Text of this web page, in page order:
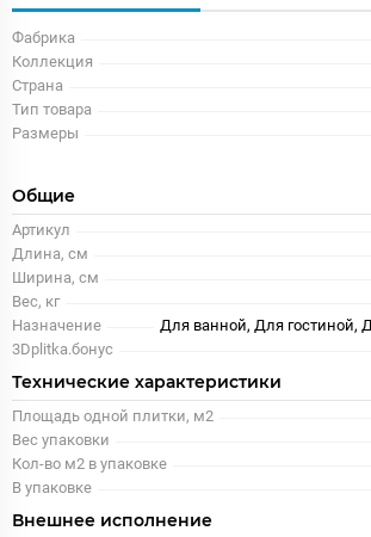
Фабрика
Коллекция
Страна
Тип товара
Размеры
Общие
Артикул
Длина, см
Ширина, см
Вес, кг
Назначение
Для ванной, Для гостиной,
3Dplitka.бонус
Технические характеристики
Площадь одной плитки, м2
Вес упаковки
Кол-во м2 в упаковке
В упаковке
Внешнее исполнение